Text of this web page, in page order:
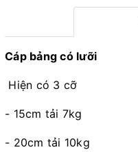
Cáp bảng có lưỡi
Hiện có 3 cỡ
- 15cm tải 7kg
- 20cm tải 10kg